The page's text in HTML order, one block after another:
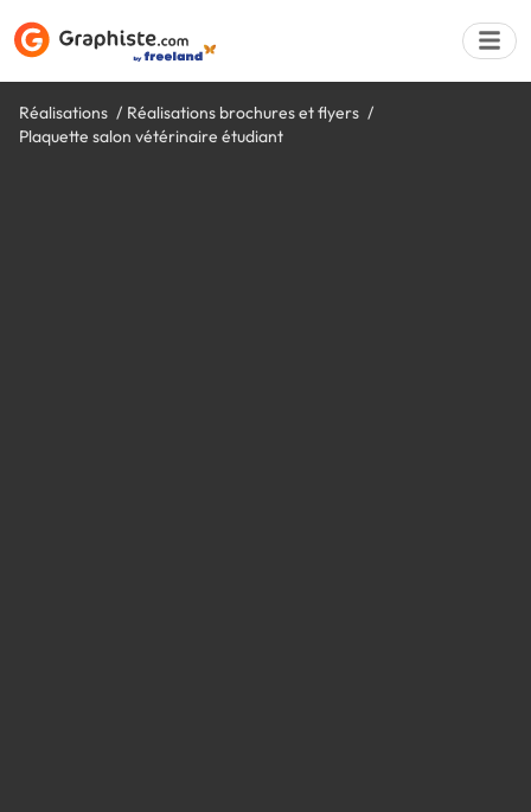
Réalisations
Réalisations brochures et flyers
Plaquette salon vétérinaire étudiant